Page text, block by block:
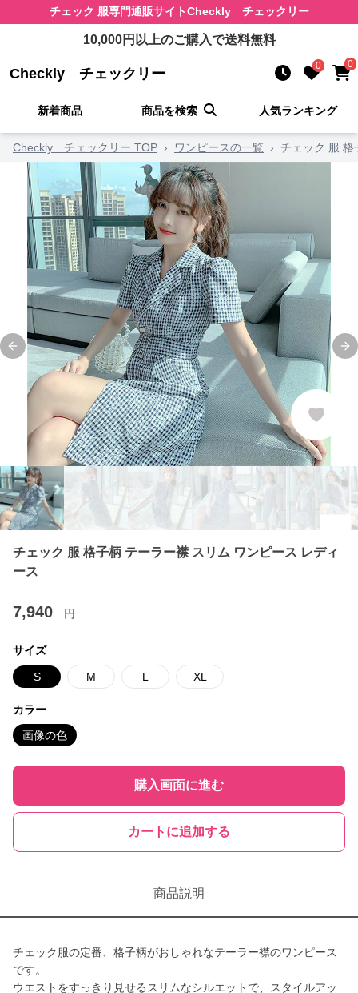
チェック 服専門通販サイトCheckly チェックリー
10,000円以上のご購入で送料無料
Checkly チェックリー 0 0
新着商品 商品を検索 人気ランキング
Checkly チェックリー TOP › ワンピースの一覧 › チェック 服
Previous slide
チェック 服 格子柄 テーラー襟 スリム ワンピース レディ
ース
7,940 円
サイズ
S M L XL
カラー
画像の色
購入画面に進む
カートに追加する
商品説明
チェック服の定番、格子柄がおしゃれなテーラー襟のワンピース
です。
ウエストをすっきり見せるスリムなシルエットで、スタイルアッ